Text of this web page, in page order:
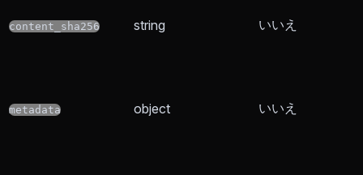
content_sha256 string いいえ
metadata object いいえ